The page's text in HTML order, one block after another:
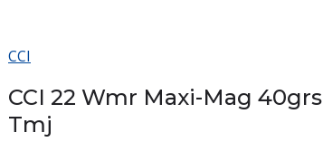
CCI
CCI 22 Wmr Maxi-Mag 40grs
Tmj